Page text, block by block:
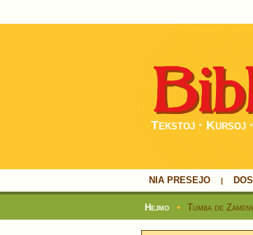
Tekstoj · Kursoj
NIA PRESEJO
Hejmo Tumba de